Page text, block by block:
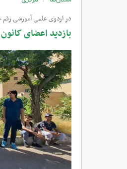
در اردوی علمی آموزشی رقم
بازدید اعضای